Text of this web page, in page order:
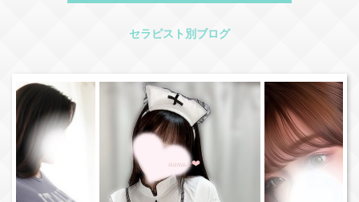
セラピスト別ブログ